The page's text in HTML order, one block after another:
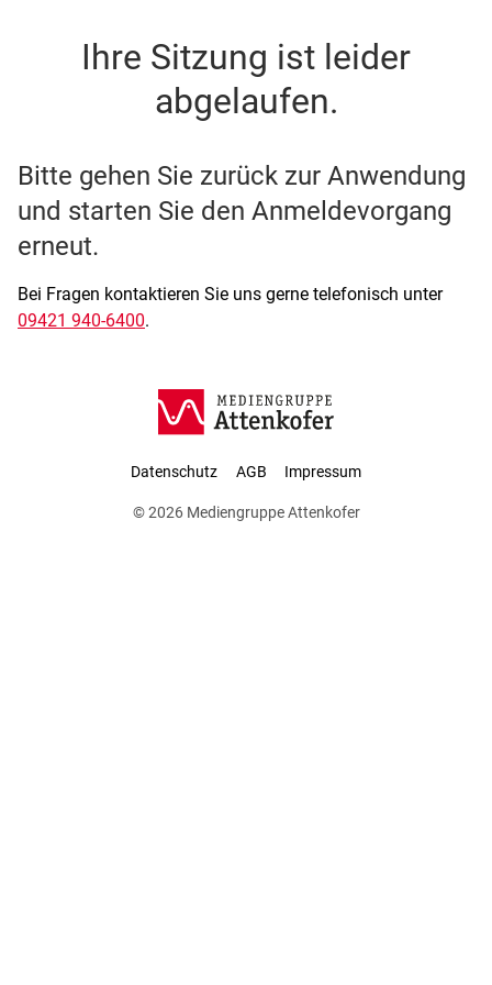
SSO Single-Sign-On der
Ihre Sitzung ist leider
abgelaufen.
Bitte gehen Sie zurück zur Anwendung
und starten Sie den Anmeldevorgang
erneut.
Bei Fragen kontaktieren Sie uns gerne telefonisch unter
09421 940-6400.
Datenschutz AGB Impressum
© 2026 Mediengruppe Attenkofer